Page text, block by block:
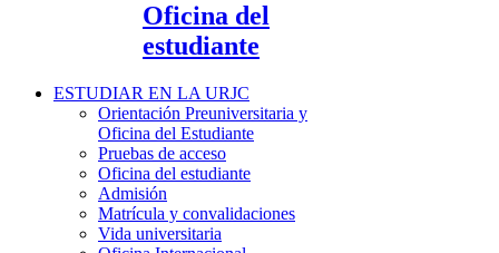
Oficina del
estudiante
ESTUDIAR EN LA URJC
Orientación Preuniversitaria y
Oficina del Estudiante
Pruebas de acceso
Oficina del estudiante
Admisión
Matrícula y convalidaciones
Vida universitaria